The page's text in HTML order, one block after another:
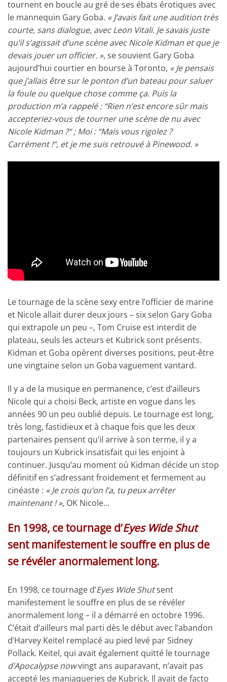
tournent en boucle au gré de ses ébats érotiques avec
le mannequin Gary Goba. « J’avais fait une audition très
courte, sans dialogue, avec Leon Vitali. Je savais juste
qu’il s’agissait d’une scène avec Nicole Kidman et que je
devais jouer un officier. », se souvient Gary Goba
aujourd’hui courtier en bourse à Toronto, « Je pensais
que j’allais être sur le ponton d’un bateau pour saluer
la foule ou quelque chose comme ça. Puis la
production m’a rappelé : “Rien n’est encore sûr mais
accepteriez-vous de tourner une scène de nu avec
Nicole Kidman ?“ ; Moi : “Mais vous rigolez ?
Carrément !“, et je me suis retrouvé à Pinewood. »
Le tournage de la scène sexy entre l’officier de marine
et Nicole allait durer deux jours – six selon Gary Goba
qui extrapole un peu –, Tom Cruise est interdit de
plateau, seuls les acteurs et Kubrick sont présents.
Kidman et Goba opèrent diverses positions, peut-être
une vingtaine selon un Goba vaguement vantard.
Il y a de la musique en permanence, c’est d’ailleurs
Nicole qui a choisi Beck, artiste en vogue dans les
années 90 un peu oublié depuis. Le tournage est long,
très long, fastidieux et à chaque fois que les deux
partenaires pensent qu’il arrive à son terme, il y a
toujours un Kubrick insatisfait qui les enjoint à
continuer. Jusqu’au moment où Kidman décide un stop
définitif en s’adressant froidement et fermement au
cinéaste : « Je crois qu’on l’a, tu peux arrêter
maintenant ! », OK Nicole…
En 1998, ce tournage d’Eyes Wide Shut
sent manifestement le souffre en plus de
se révéler anormalement long.
En 1998, ce tournage d’Eyes Wide Shutsent
manifestement le souffre en plus de se révéler
anormalement long – il a démarré en octobre 1996.
C’était d’ailleurs mal parti dès le début avec l’abandon
d’Harvey Keitel remplacé au pied levé par Sidney
Pollack. Keitel, qui avait également quitté le tournage
d’Apocalypse nowvingt ans auparavant, n’avait pas
accepté les maniaqueries de Kubrick. Il avait de facto